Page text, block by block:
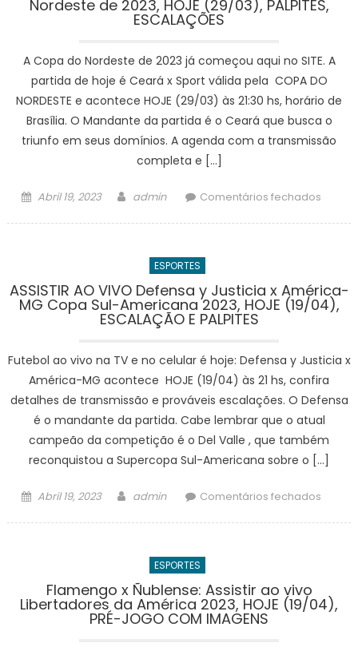
2023,
HOJE
(19/
Nordeste de 2023, HOJE (29/03), PALPITES,
ESCALAÇÕES
A Copa do Nordeste de 2023 já começou aqui no SITE. A
partida de hoje é Ceará x Sport válida pela COPA DO
NORDESTE e acontece HOJE (29/03) às 21:30 hs, horário de
Brasília. O Mandante da partida é o Ceará que busca o
triunfo em seus domínios. A agenda com a transmissão
completa e […]
Posted
Abril 19, 2023 Author
admin Comentários fechadosem
x
Sport
de
2023,
HOJE
(29/
ESPORTES
ASSISTIR AO VIVO Defensa y Justicia x América-
MG Copa Sul-Americana 2023, HOJE (19/04),
ESCALAÇÃO E PALPITES
Futebol ao vivo na TV e no celular é hoje: Defensa y Justicia x
América-MG acontece HOJE (19/04) às 21 hs, confira
detalhes de transmissão e prováveis escalações. O Defensa
é o mandante da partida. Cabe lembrar que o atual
campeão da competição é o Del Valle , que também
reconquistou a Supercopa Sul-Americana sobre o […]
Posted
Abril 19, 2023 Author
admin Comentários fechadosem
ESPORTES
Flamengo x Ñublense: Assistir ao vivo
Libertadores da América 2023, HOJE (19/04),
PRÉ-JOGO COM IMAGENS